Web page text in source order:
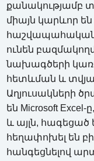
քանակությամբ
միայն կարևոր
հաշվապահական
ունեն
նախագծերի
հետևման և
Աղյուսակների
են Microsoft Excel-
և այլն, հագեցած
հեղափոխել են
հանգեցնելով